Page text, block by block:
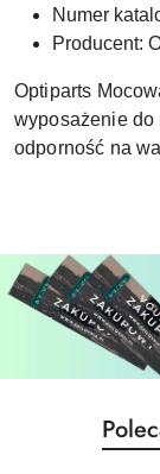
Numer
Producent:
Optiparts
wyposażenie do
odporność na
Pomiń
o